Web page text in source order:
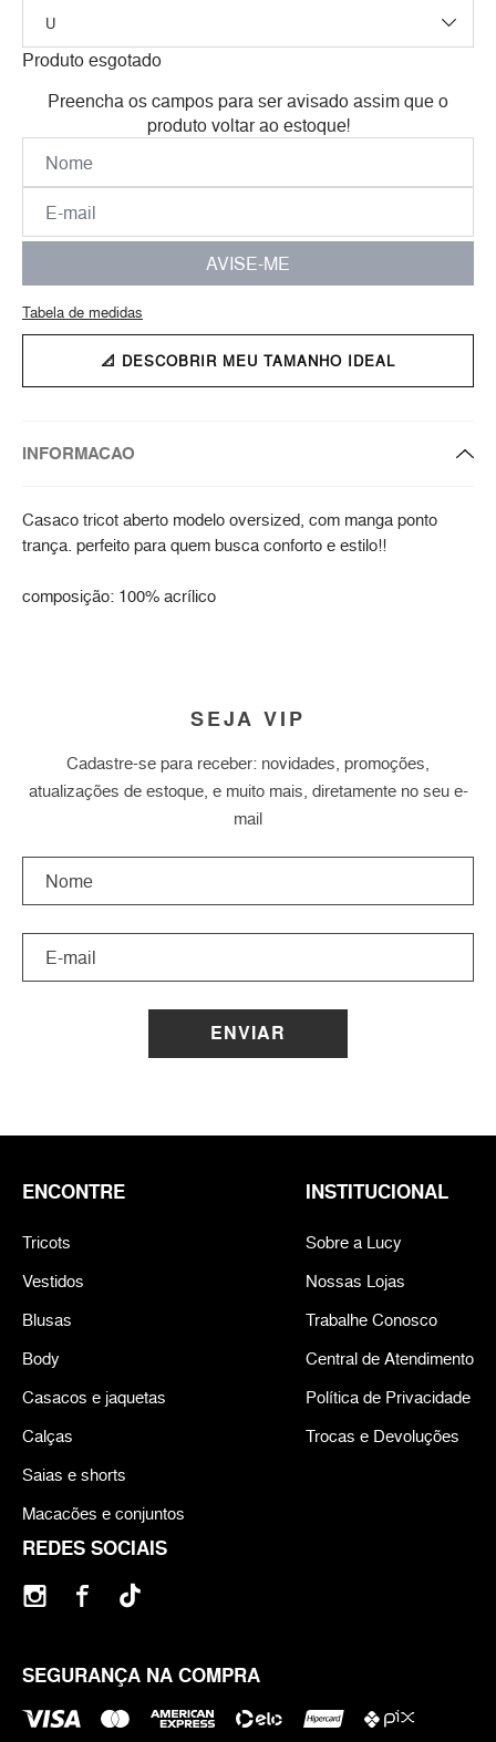
Produto esgotado
Preencha os campos para ser avisado assim que o
produto voltar ao estoque!
AVISE-ME
Tabela de medidas
📐 DESCOBRIR MEU TAMANHO IDEAL
INFORMACAO
Casaco tricot aberto modelo oversized, com manga ponto
trança. perfeito para quem busca conforto e estilo!!
composição: 100% acrílico
SEJA VIP
Cadastre-se para receber: novidades, promoções,
atualizações de estoque, e muito mais, diretamente no seu e-
mail
ENVIAR
REDES SOCIAIS
SEGURANÇA NA COMPRA
ENCONTRE
Tricots
Vestidos
Blusas
Body
Casacos e jaquetas
Calças
Saias e shorts
Macacões e conjuntos
INSTITUCIONAL
Sobre a Lucy
Nossas Lojas
Trabalhe Conosco
Central de Atendimento
Política de Privacidade
Trocas e Devoluções